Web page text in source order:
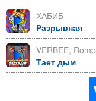
ХАБИБ
Разрывная
VERBEE,
Тает дым